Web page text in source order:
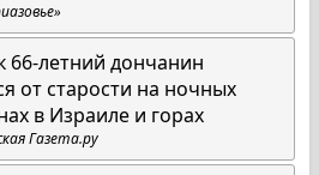
66-летний дончанин
от старости на ночных
в Израиле и горах
Газета.ру